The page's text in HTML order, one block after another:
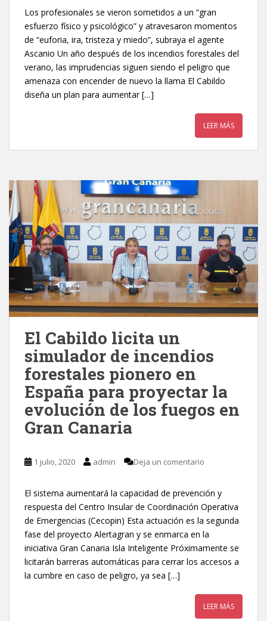
Los profesionales se vieron sometidos a un “gran
esfuerzo físico y psicológico” y atravesaron momentos
de “euforia, ira, tristeza y miedo”, subraya el agente
Ascanio Un año después de los incendios forestales del
verano, las imprudencias siguen siendo el peligro que
amenaza con encender de nuevo la llama El Cabildo
diseña un plan para aumentar […]
LEER MÁS
El Cabildo licita un
simulador de incendios
forestales pionero en
España para proyectar la
evolución de los fuegos en
Gran Canaria
1 julio, 2020 admin Deja un comentario
El sistema aumentará la capacidad de prevención y
respuesta del Centro Insular de Coordinación Operativa
de Emergencias (Cecopin) Esta actuación es la segunda
fase del proyecto Alertagran y se enmarca en la
iniciativa Gran Canaria Isla Inteligente Próximamente se
licitarán barreras automáticas para cerrar los accesos a
la cumbre en caso de peligro, ya sea […]
LEER MÁS